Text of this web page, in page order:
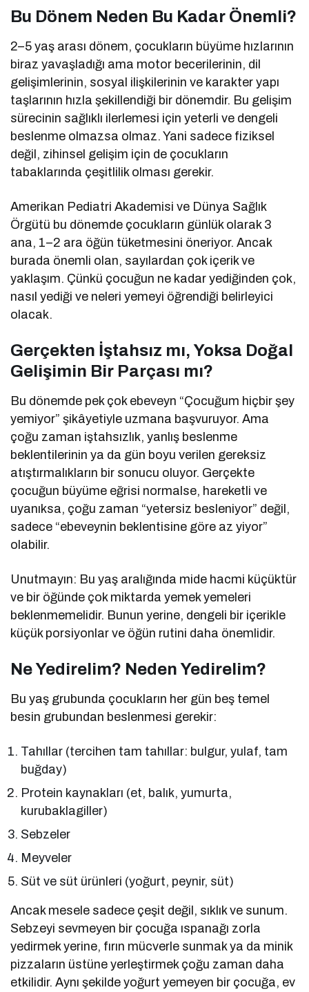
Bu Dönem Neden Bu Kadar Önemli?
2–5 yaş arası dönem, çocukların büyüme hızlarının
biraz yavaşladığı ama motor becerilerinin, dil
gelişimlerinin, sosyal ilişkilerinin ve karakter yapı
taşlarının hızla şekillendiği bir dönemdir. Bu gelişim
sürecinin sağlıklı ilerlemesi için yeterli ve dengeli
beslenme olmazsa olmaz. Yani sadece fiziksel
değil, zihinsel gelişim için de çocukların
tabaklarında çeşitlilik olması gerekir.
Amerikan Pediatri Akademisi ve Dünya Sağlık
Örgütü bu dönemde çocukların günlük olarak 3
ana, 1–2 ara öğün tüketmesini öneriyor. Ancak
burada önemli olan, sayılardan çok içerik ve
yaklaşım. Çünkü çocuğun ne kadar yediğinden çok,
nasıl yediği ve neleri yemeyi öğrendiği belirleyici
olacak.
Gerçekten İştahsız mı, Yoksa Doğal
Gelişimin Bir Parçası mı?
Bu dönemde pek çok ebeveyn “Çocuğum hiçbir şey
yemiyor” şikâyetiyle uzmana başvuruyor. Ama
çoğu zaman iştahsızlık, yanlış beslenme
beklentilerinin ya da gün boyu verilen gereksiz
atıştırmalıkların bir sonucu oluyor. Gerçekte
çocuğun büyüme eğrisi normalse, hareketli ve
uyanıksa, çoğu zaman “yetersiz besleniyor” değil,
sadece “ebeveynin beklentisine göre az yiyor”
olabilir.
Unutmayın: Bu yaş aralığında mide hacmi küçüktür
ve bir öğünde çok miktarda yemek yemeleri
beklenmemelidir. Bunun yerine, dengeli bir içerikle
küçük porsiyonlar ve öğün rutini daha önemlidir.
Ne Yedirelim? Neden Yedirelim?
Bu yaş grubunda çocukların her gün beş temel
besin grubundan beslenmesi gerekir:
Tahıllar (tercihen tam tahıllar: bulgur, yulaf, tam
buğday)
Protein kaynakları (et, balık, yumurta,
kurubaklagiller)
Sebzeler
Meyveler
Süt ve süt ürünleri (yoğurt, peynir, süt)
Ancak mesele sadece çeşit değil, sıklık ve sunum.
Sebzeyi sevmeyen bir çocuğa ıspanağı zorla
yedirmek yerine, fırın mücverle sunmak ya da minik
pizzaların üstüne yerleştirmek çoğu zaman daha
etkilidir. Aynı şekilde yoğurt yemeyen bir çocuğa, ev